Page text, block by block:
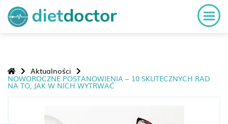
Aktualności
NOWOROCZNE POSTANOWIENIA – 10 SKUTECZNYCH RAD
NA TO, JAK W NICH WYTRWAĆ